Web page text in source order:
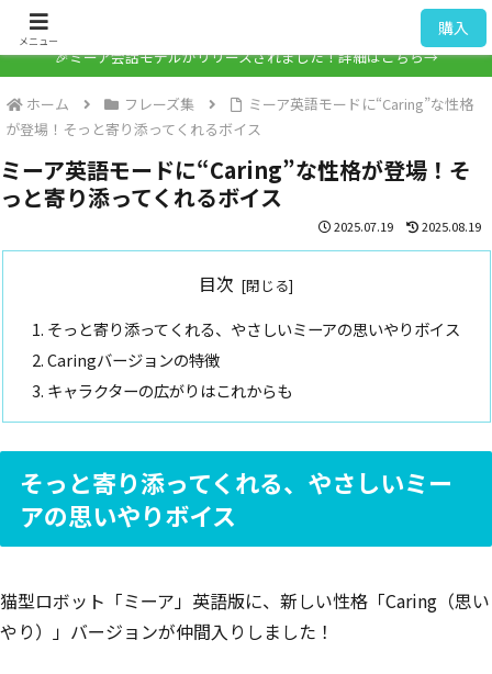
🎉ミーア会話モデルがリリースされました！詳細はこちら→
ホーム フレーズ集
ミーア英語モードに“Caring”な性格
が登場！そっと寄り添ってくれるボイス
ミーア英語モードに“Caring”な性格が登場！そ
っと寄り添ってくれるボイス
2025.07.19 2025.08.19
目次
そっと寄り添ってくれる、やさしいミーアの思いやりボイス
Caringバージョンの特徴
キャラクターの広がりはこれからも
そっと寄り添ってくれる、やさしいミー
アの思いやりボイス
猫型ロボット「ミーア」英語版に、新しい性格「Caring（思い
やり）」バージョンが仲間入りしました！
メニュー
購入